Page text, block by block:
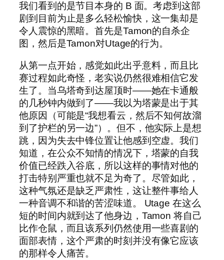
我们看到的是节目本身的 B 面。考虑到这部
剧到目前为止是多么轻松愉快，这一集却是
令人震惊的黑暗。首先是Tamon的自杀企
图，然后是Tamon对Utage的行为。
从第一点开始，感觉如此出乎意料，而且比
赛过程如此奇怪，老实说仍然很难相信它发
生了。当乌塔奇到达屋顶时——她在卡通般
的几秒钟内做到了——我以为塔蒙是出于其
他原因（可能是“我想看云，然后不知何故溜
到了护栏的另一边”）。但不，他实际上是想
跳，因为失去中锋位置让他感到空虚。我们
知道，在公众不知情的情况下，塔蒙的自我
价值已经跌入谷底，所以这样的事情对他的
打击特别严重也就不足为奇了。尽管如此，
这种气氛还是缺乏严肃性，这让整件事给人
一种音调不和谐的苦涩味道。 Utage 在这么
短的时间内就到达了他身边，Tamon 将自己
比作仓鼠，而且该系列仍然使用一些喜剧的
面部表情，这个严肃的时刻并没有像它应该
的那样令人痛苦。